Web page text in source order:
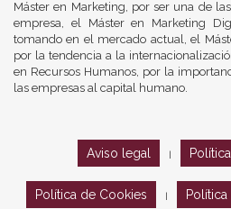
Máster en Marketing, por ser una de
empresa, el Máster en Marketing
tomando en el mercado actual, el
por la tendencia a la
en Recursos Humanos, por la
las empresas al capital humano.
Aviso legal
Política de Cookies